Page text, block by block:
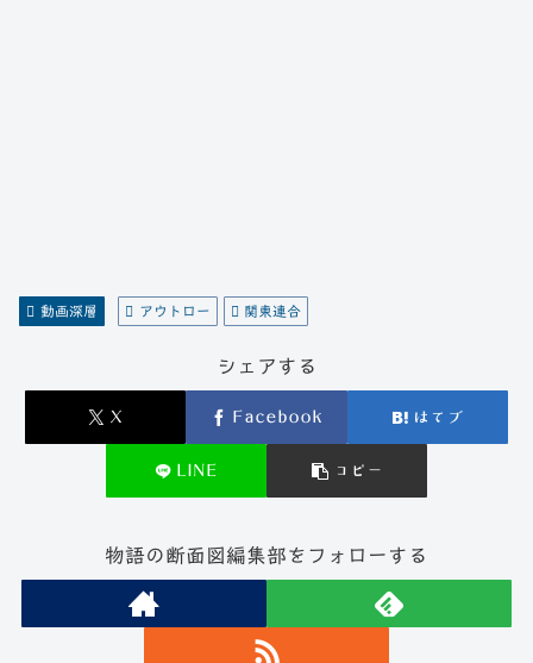
動画深層 アウトロー 関東連合
シェアする
X Facebook はてブ
LINE コピー
物語の断面図編集部をフォローする